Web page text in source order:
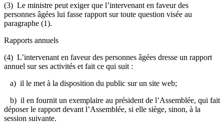
(3) Le ministre peut exiger que l’intervenant en faveur des
personnes âgées lui fasse rapport sur toute question visée au
paragraphe (1).
Rapports annuels
(4) L’intervenant en faveur des personnes âgées dresse un rapport
annuel sur ses activités et fait ce qui suit :
a) il le met à la disposition du public sur un site web;
b) il en fournit un exemplaire au président de l’Assemblée, qui fait
déposer le rapport devant l’Assemblée, si elle siège, sinon, à la
session suivante.